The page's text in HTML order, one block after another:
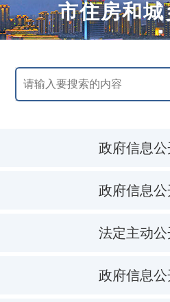
市住房和城
政府信息
政府信息
法定主动
政府信息公